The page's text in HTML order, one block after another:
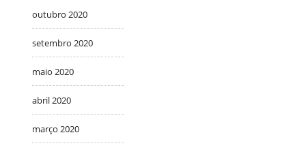
outubro 2020
setembro 2020
maio 2020
abril 2020
março 2020